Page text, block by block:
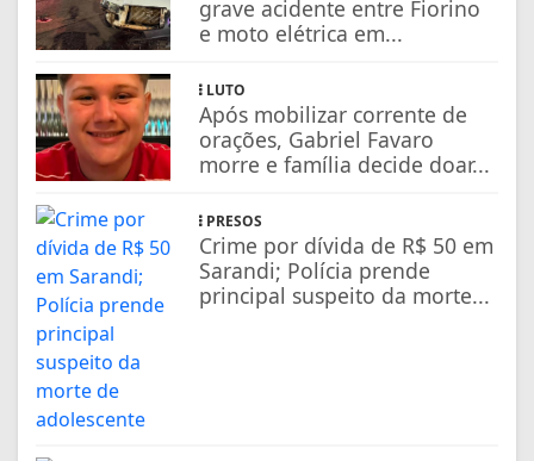
grave acidente entre Fiorino
e moto elétrica em...
LUTO
Após mobilizar corrente de
orações, Gabriel Favaro
morre e família decide doar...
PRESOS
Crime por dívida de R$ 50 em
Sarandi; Polícia prende
principal suspeito da morte...